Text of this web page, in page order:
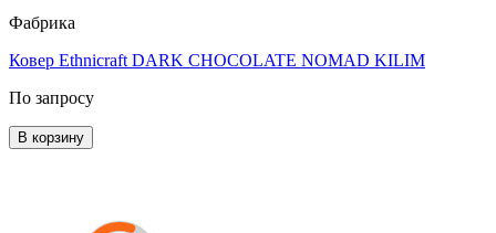
Фабрика
Ковер Ethnicraft DARK CHOCOLATE NOMAD KILIM
По запросу
В корзину